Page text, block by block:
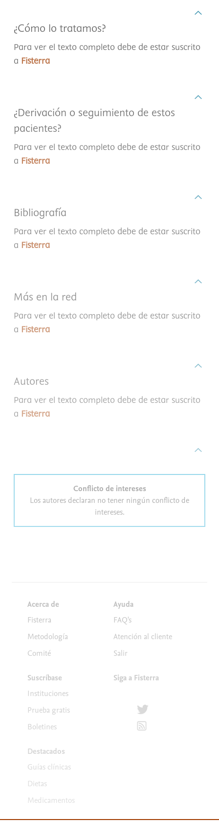
¿Cómo lo tratamos?
Para ver el texto completo debe de estar suscrito
a Fisterra
¿Derivación o seguimiento de estos
pacientes?
Para ver el texto completo debe de estar suscrito
a Fisterra
Bibliografía
Para ver el texto completo debe de estar suscrito
a Fisterra
Más en la red
Para ver el texto completo debe de estar suscrito
a Fisterra
Autores
Para ver el texto completo debe de estar suscrito
a Fisterra
Conflicto de intereses
Los autores declaran no tener ningún conflicto de
intereses.
Acerca de
Fisterra
Metodología
Comité
Suscríbase
Instituciones
Prueba gratis
Boletines
Destacados
Guías clínicas
Dietas
Medicamentos
Ayuda
FAQ's
Atención al cliente
Salir
Siga a Fisterra
Síguenos en Twitter
Suscríbete para recibir